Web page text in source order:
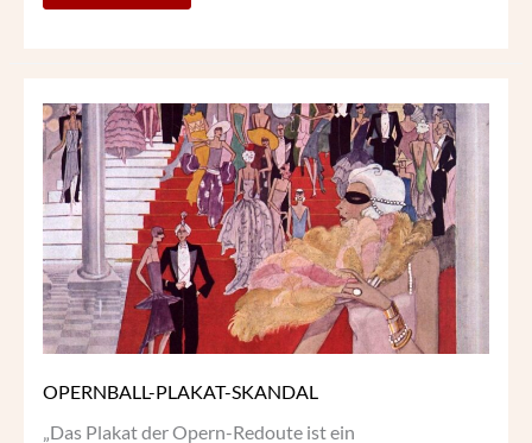
OPERNBALL-PLAKAT-SKANDAL
„Das Plakat der Opern-Redoute ist ein
OPERNBALL-
PLAKAT-
SKANDAL